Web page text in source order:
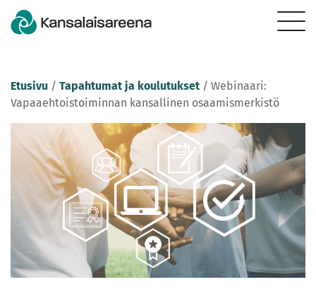
Etusivu / Tapahtumat ja koulutukset / Webinaari:
Vapaaehtoistoiminnan kansallinen osaamismerkistö